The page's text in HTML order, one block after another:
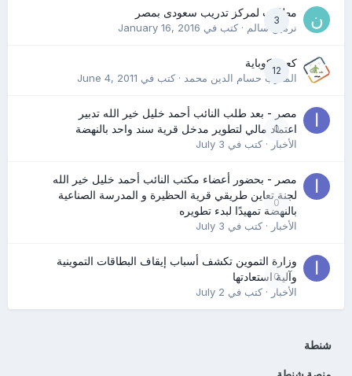
3
مطلوب لمركز تدريب سعودى بمصر
نرمين سالم· كتب في January 16, 2016
12
كعب كوباية
المدرب حسام الدين محمد· كتب في June 4, 2011
0
مصر - بعد طلب النائب أحمد خليل خير الله تدبير
اعتماد مالي لتطوير مدخل قرية سند واحد بالنهضة
الأخبار· كتب في July 3
0
مصر - بحضور أعضاء مكتب النائب أحمد خليل خير الله
لجنة تعاين طريقي قرية الحظيرة و المدرسة الصناعية
بالنهضة تمهيدًا لبدء تطويره
الأخبار· كتب في July 3
0
وزارة التموين تكشف أسباب إيقاف البطاقات التموينية
وآلية استعادتها
الأخبار· كتب في July 2
شنطة